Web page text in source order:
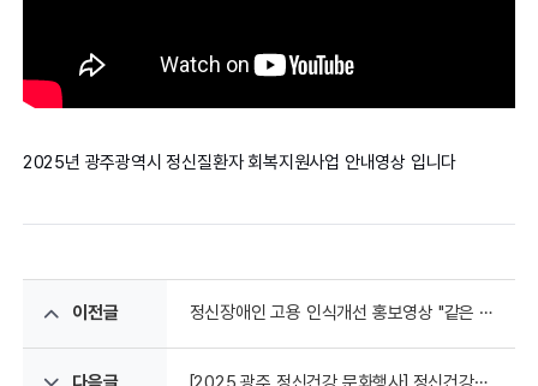
2025년 광주광역시 정신질환자 회복지원사업 안내영상 입니다
이전글 정신장애인 고용 인식개선 홍보영상 "같은 하루"